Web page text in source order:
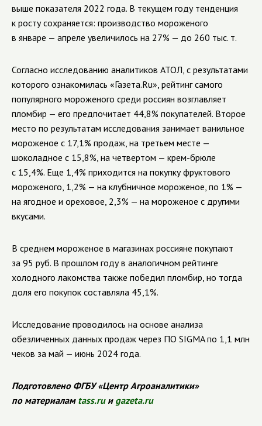
выше показателя 2022 года. В текущем году тенденция
к росту сохраняется: производство мороженого
в январе — апреле увеличилось на 27% — до 260 тыс. т.
Согласно исследованию аналитиков АТОЛ, с результатами
которого ознакомилась «Газета.Ru», рейтинг самого
популярного мороженого среди россиян возглавляет
пломбир — его предпочитает 44,8% покупателей. Второе
место по результатам исследования занимает ванильное
мороженое с 17,1% продаж, на третьем месте —
шоколадное с 15,8%, на четвертом — крем-брюле
с 15,4%. Еще 1,4% приходится на покупку фруктового
мороженого, 1,2% — на клубничное мороженое, по 1% —
на ягодное и ореховое, 2,3% — на мороженое с другими
вкусами.
В среднем мороженое в магазинах россияне покупают
за 95 руб. В прошлом году в аналогичном рейтинге
холодного лакомства также победил пломбир, но тогда
доля его покупок составляла 45,1%.
Исследование проводилось на основе анализа
обезличенных данных продаж через ПО SIGMA по 1,1 млн
чеков за май — июнь 2024 года.
Подготовлено ФГБУ «Центр Агроаналитики»
по материалам tass.ruи gazeta.ru